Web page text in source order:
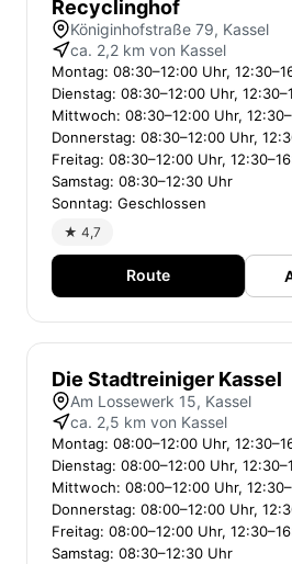
Recyclinghof
Königinhofstraße 79, Kassel
ca. 2,2 km von Kassel
Montag: 08:30–12:00 Uhr,
Dienstag: 08:30–12:00 Uhr,
Mittwoch: 08:30–12:00 Uhr,
Donnerstag: 08:30–12:00 Uhr,
Freitag: 08:30–12:00 Uhr,
Samstag: 08:30–12:30 Uhr
Sonntag: Geschlossen
★ 4,7
Route
Die Stadtreiniger Kassel
Am Lossewerk 15, Kassel
ca. 2,5 km von Kassel
Montag: 08:00–12:00 Uhr,
Dienstag: 08:00–12:00 Uhr,
Mittwoch: 08:00–12:00 Uhr,
Donnerstag: 08:00–12:00 Uhr,
Freitag: 08:00–12:00 Uhr,
Samstag: 08:30–12:30 Uhr